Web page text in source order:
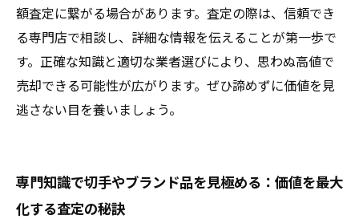
額査定に繋がる場合があります。査定の際は、信頼でき
る専門店で相談し、詳細な情報を伝えることが第一歩で
す。正確な知識と適切な業者選びにより、思わぬ高値で
売却できる可能性が広がります。ぜひ諦めずに価値を見
逃さない目を養いましょう。
専門知識で切手やブランド品を見極める：価値を最大
化する査定の秘訣